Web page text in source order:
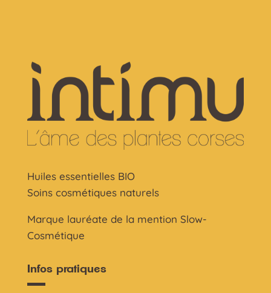
Huiles essentielles BIO
Soins cosmétiques naturels
Marque lauréate de la mention Slow-
Cosmétique
Infos pratiques